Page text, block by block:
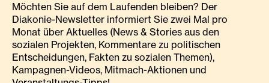
Möchten Sie auf dem Laufenden bleiben? Der
Diakonie-Newsletter informiert Sie zwei Mal pro
Monat über Aktuelles (News & Stories aus den
sozialen Projekten, Kommentare zu politischen
Entscheidungen, Fakten zu sozialen Themen),
Kampagnen-Videos, Mitmach-Aktionen und